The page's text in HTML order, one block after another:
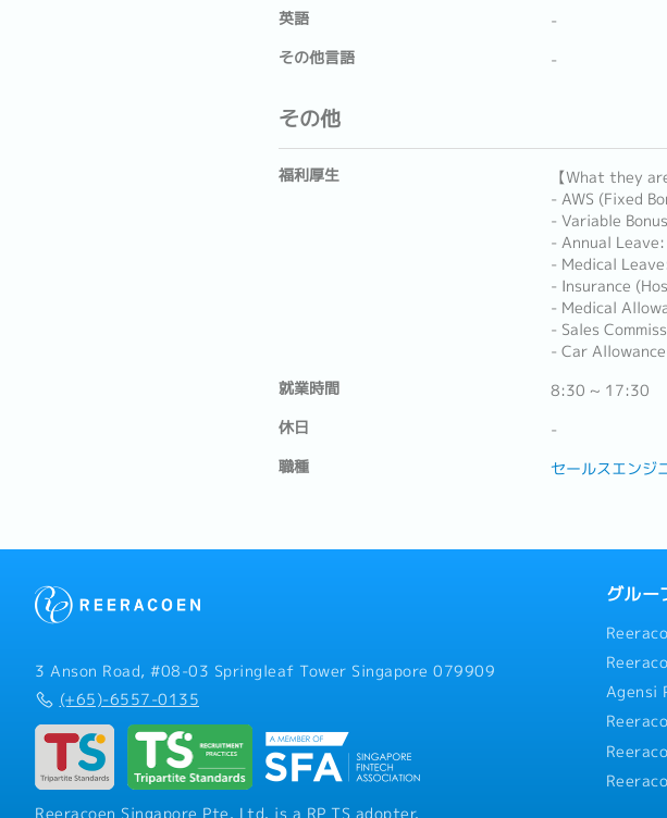
英語
-
その他言語
-
その他
福利厚生
【What they
- AWS (Fixed
- Variable Bonus
- Annual
- Medical
- Insurance
- Medical
- Sales
- Car
就業時間
8:30 ~ 17:30
休日
-
職種
セールスエンジ
3 Anson Road, #08-03 Springleaf Tower Singapore 079909
(+65)-6557-0135
Reeracoen Singapore Pte. Ltd. is a RP TS adopter.
グルー
Agensi